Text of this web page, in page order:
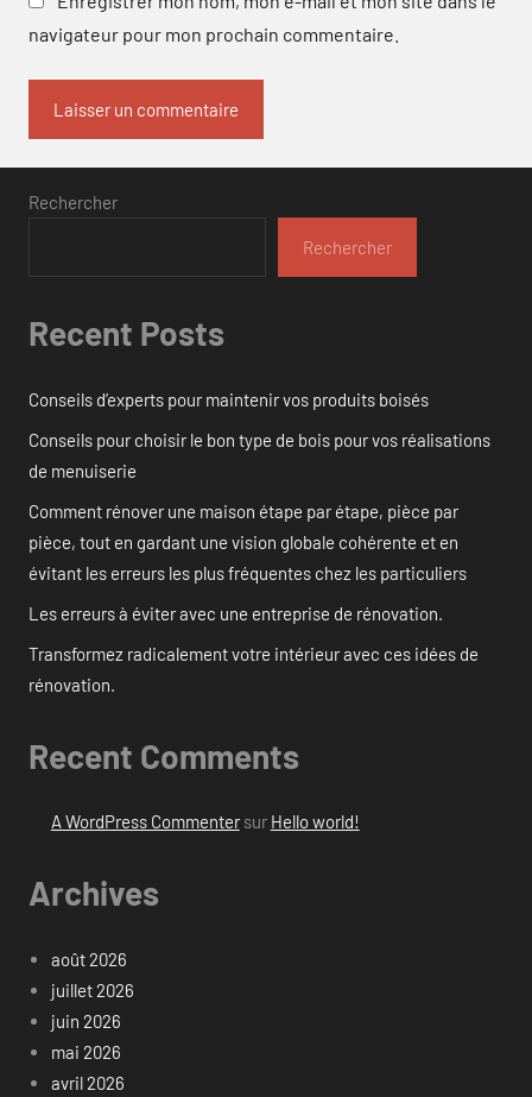
navigateur pour mon prochain commentaire.
Rechercher
Rechercher
Recent Posts
Conseils d’experts pour maintenir vos produits boisés
Conseils pour choisir le bon type de bois pour vos réalisations
de menuiserie
Comment rénover une maison étape par étape, pièce par
pièce, tout en gardant une vision globale cohérente et en
évitant les erreurs les plus fréquentes chez les particuliers
Les erreurs à éviter avec une entreprise de rénovation.
Transformez radicalement votre intérieur avec ces idées de
rénovation.
Recent Comments
A WordPress Commentersur Hello world!
Archives
août 2026
juillet 2026
juin 2026
mai 2026
avril 2026